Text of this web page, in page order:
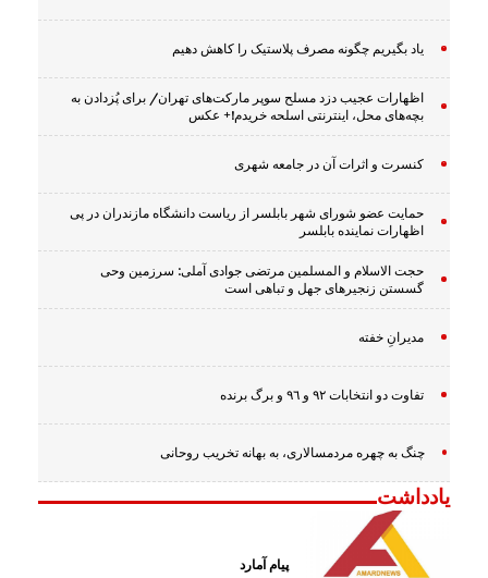
یاد بگیریم چگونه مصرف پلاستیک را کاهش دهیم
اظهارات عجیب دزد مسلح سوپر مارکت‌های تهران/ برای پُزدادن به
بچه‌های محل، اینترنتی اسلحه خریدم!+ عکس
کنسرت و اثرات آن در جامعه شهری
حمایت عضو شورای شهر بابلسر از ریاست دانشگاه مازندران در پی
اظهارات نماینده بابلسر
حجت الاسلام و المسلمین مرتضی جوادی آملی: سرزمین وحى
گسستن زنجیرهاى جهل و تباهى است
مدیرانِ خفته
تفاوت دو انتخابات ٩٢ و ٩٦ و برگ برنده
چنگ به چهره مردمسالاری، به بهانه تخریب روحانی
یادداشت
پیام آمارد